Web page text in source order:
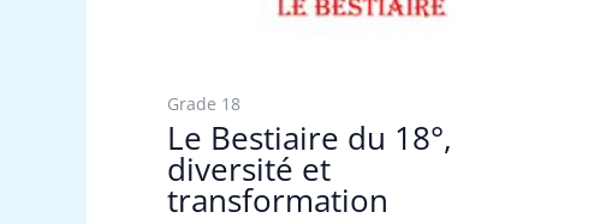
Grade 18
Le Bestiaire du 18°,
diversité et
transformation